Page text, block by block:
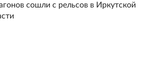
сошли с рельсов в Иркутской